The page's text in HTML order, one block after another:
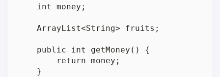
    int money;
    ArrayList<String> fruits;
    public int getMoney() {
        return money;
    }